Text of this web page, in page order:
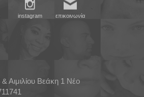
instagram επικοινωνία
Αιμιλίου Βεάκη 1 Νέο